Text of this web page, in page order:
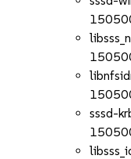
sssd-